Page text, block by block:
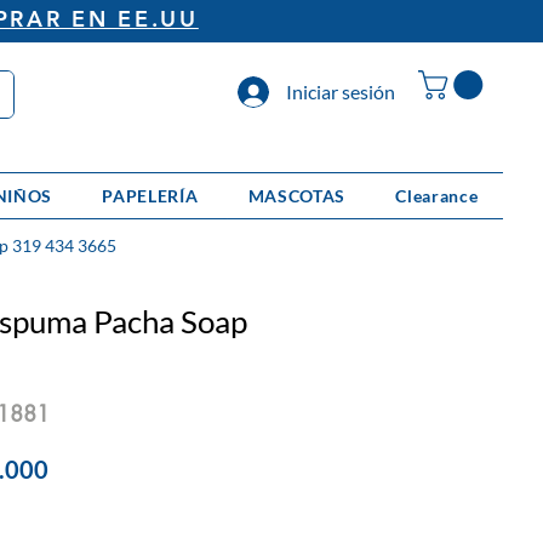
EN EE.UU
Iniciar sesión
PAPELERÍA MASCOTAS Clearance
319 434 3665
Pacha Soap